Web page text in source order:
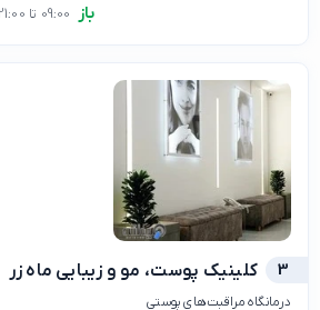
باز
3 کلینیک پوست، مو و زیبایی ماه زر
درمانگاه مراقبت‌های پوستی